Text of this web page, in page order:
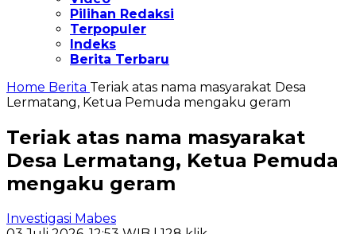
Pilihan Redaksi
Terpopuler
Indeks
Berita Terbaru
Home Berita Teriak atas nama masyarakat Desa
Lermatang, Ketua Pemuda mengaku geram
Teriak atas nama masyarakat
Desa Lermatang, Ketua Pemuda
mengaku geram
Investigasi Mabes